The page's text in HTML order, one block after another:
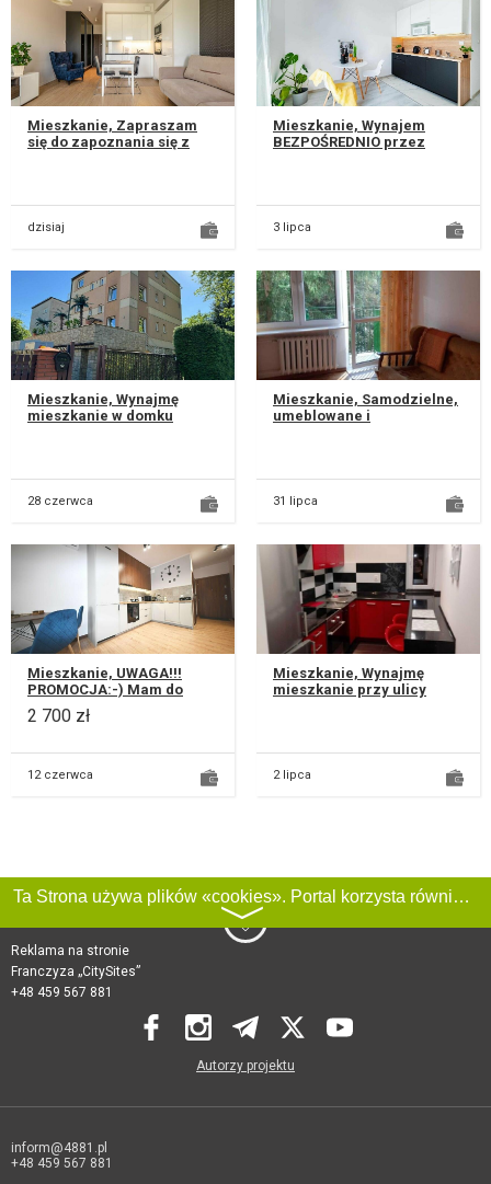
Mieszkanie, Zapraszam
się do zapoznania się z
dzisiaj
Mieszkanie, Wynajem
BEZPOŚREDNIO przez
3 lipca
Mieszkanie, Wynajmę
mieszkanie w domku
-...
28 czerwca
Mieszkanie, Samodzielne,
umeblowane i
31 lipca
Mieszkanie, UWAGA!!!
PROMOCJA:-) Mam do
wynajęcia nowe 2-
pokojowe WYJĄTKOWE
2 700 zł
12 czerwca
Mieszkanie, Wynajmę
mieszkanie przy ulicy
2 lipca
Ta Strona używa plików «cookies». Portal korzysta również z serwisu internetowego do zbierania danych technicznych o odwiedzających w celu uzyskania informacji marketingowych i statystycznych. Warunki przetwarzania danych odwiedzających Stronę, patrz:
〉
Reklama na stronie
Franczyza „CitySites”
+48 459 567 881
Autorzy projektu
inform@4881.pl
+48 459 567 881